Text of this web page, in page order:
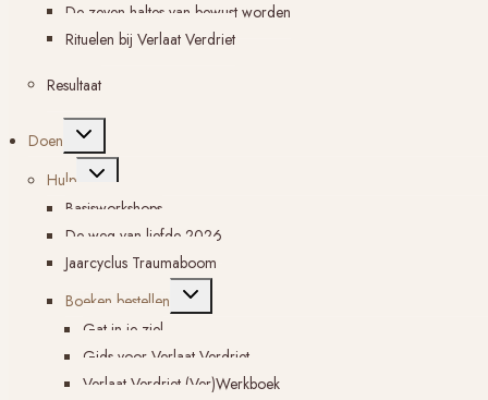
De zeven haltes van bewust worden
Rituelen bij Verlaat Verdriet
Resultaat
Doen
Toggle
submenu
Hulp
Toggle
submenu
Basisworkshops
De weg van liefde 2026
Jaarcyclus Traumaboom
Boeken bestellen
Toggle
submenu
Gat in je ziel
Gids voor Verlaat Verdriet
Verlaat Verdriet (Ver)Werkboek